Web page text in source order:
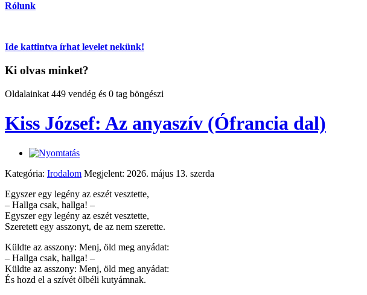
Rólunk
Ide kattintva írhat levelet nekünk!
Ki olvas minket?
Oldalainkat 449 vendég és 0 tag böngészi
Kiss József: Az anyaszív (Ófrancia dal)
Kategória: Irodalom Megjelent: 2026. május 13. szerda
Egyszer egy legény az eszét vesztette,
– Hallga csak, hallga! –
Egyszer egy legény az eszét vesztette,
Szeretett egy asszonyt, de az nem szerette.
Küldte az asszony: Menj, öld meg anyádat:
– Hallga csak, hallga! –
Küldte az asszony: Menj, öld meg anyádat:
És hozd el a szívét ölbéli kutyámnak.